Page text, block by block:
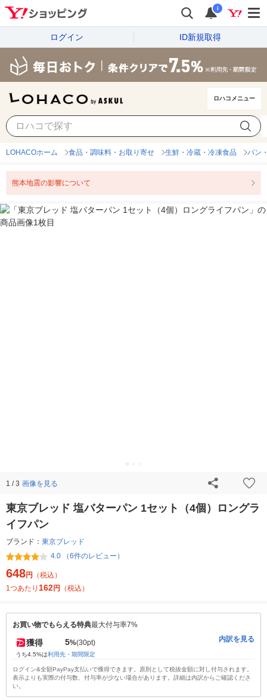
i
ログイン ID新規取得
ロハコメニュー
LOHACOホーム 食品・調味料・お取り寄せ 生鮮・冷蔵・冷凍食品 パン
熊本地震の影響について
1 / 3 画像を見る
東京ブレッド 塩バターパン 1セット（4個）ロングラ
イフパン
ブランド： 東京ブレッド
4.0 （6件のレビュー）
648円
（税込）
1つあたり 162円 （税込）
お買い物でもらえる特典最大付与率7%
獲得 5%(30pt)
うち4.5%は利用先・期間限定
内訳を見る
ログイン&全額PayPay支払いで獲得できます。原則として税抜金額に対し付与されます。
表示よりも実際の付与数、付与率が少ない場合があります。詳細は内訳からご確認くださ
い。